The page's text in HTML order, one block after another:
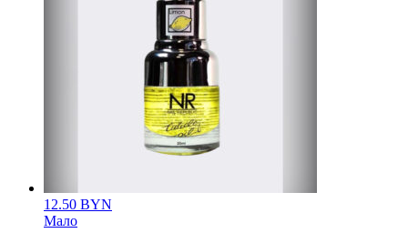
12.50 BYN
Мало